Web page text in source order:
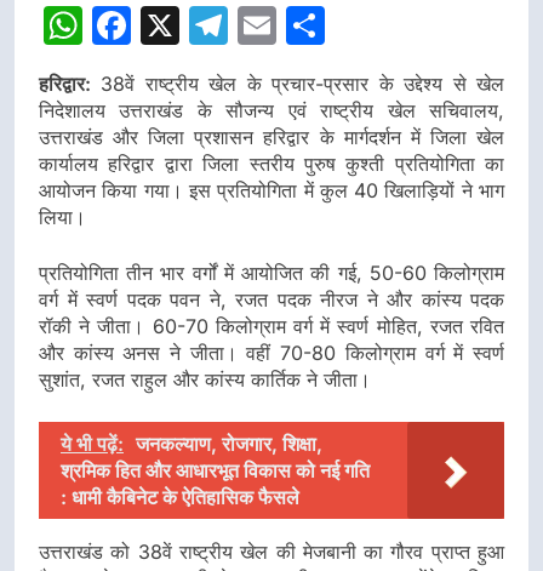
WhatsApp
Facebook
X Telegram
Email
हरिद्वार: 38वें राष्ट्रीय खेल के प्रचार-प्रसार के उद्देश्य से खेल
निदेशालय उत्तराखंड के सौजन्य एवं राष्ट्रीय खेल सचिवालय,
उत्तराखंड और जिला प्रशासन हरिद्वार के मार्गदर्शन में जिला खेल
कार्यालय हरिद्वार द्वारा जिला स्तरीय पुरुष कुश्ती प्रतियोगिता का
आयोजन किया गया। इस प्रतियोगिता में कुल 40 खिलाड़ियों ने भाग
लिया।
प्रतियोगिता तीन भार वर्गों में आयोजित की गई, 50-60 किलोग्राम
वर्ग में स्वर्ण पदक पवन ने, रजत पदक नीरज ने और कांस्य पदक
रॉकी ने जीता। 60-70 किलोग्राम वर्ग में स्वर्ण मोहित, रजत रवित
और कांस्य अनस ने जीता। वहीं 70-80 किलोग्राम वर्ग में स्वर्ण
सुशांत, रजत राहुल और कांस्य कार्तिक ने जीता।
ये भी पढ़ें: जनकल्याण, रोजगार, शिक्षा,
श्रमिक हित और आधारभूत विकास को नई गति
: धामी कैबिनेट के ऐतिहासिक फैसले
उत्तराखंड को 38वें राष्ट्रीय खेल की मेजबानी का गौरव प्राप्त हुआ